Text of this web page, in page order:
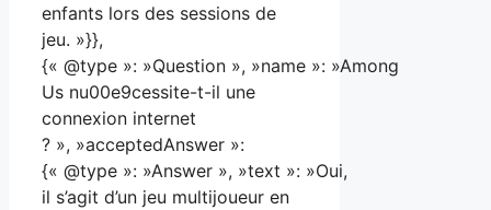
enfants lors des sessions de
jeu. »}},
{« @type »: »Question », »name »: »Among
Us nu00e9cessite-t-il une
connexion internet
? », »acceptedAnswer »:
{« @type »: »Answer », »text »: »Oui,
il s’agit d’un jeu multijoueur en